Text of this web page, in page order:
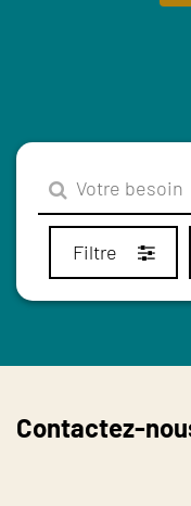
Filtre
Contactez-